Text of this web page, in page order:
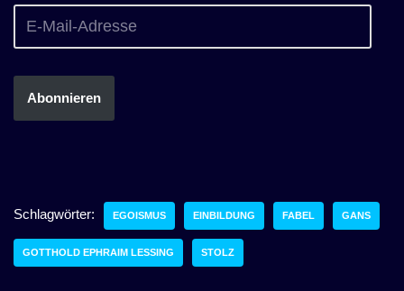
Abonnieren
Schlagwörter: EGOISMUS EINBILDUNG FABEL GANS
GOTTHOLD EPHRAIM LESSING STOLZ